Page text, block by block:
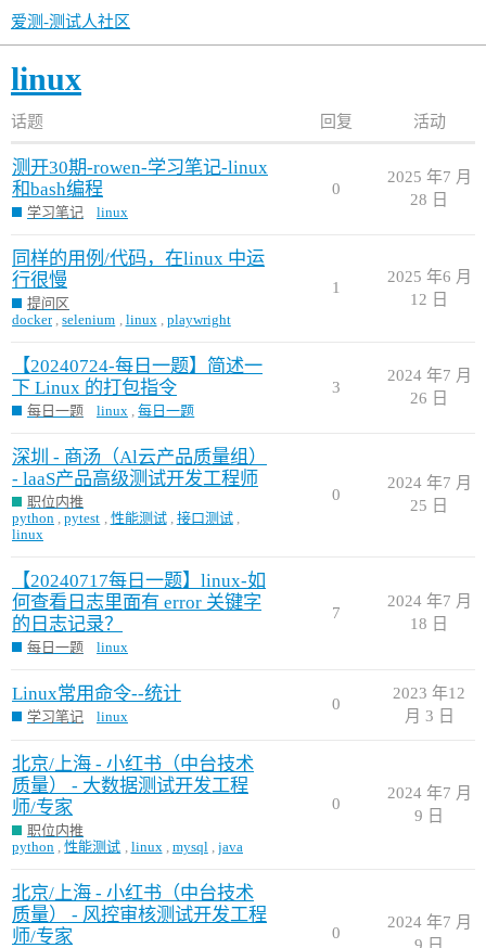
爱测-测试人社区
linux
话题 回复 活动
测开30期-rowen-学习笔记-linux
和bash编程
学习笔记 linux
0
2025 年7 月
28 日
同样的用例/代码，在linux 中运
行很慢
提问区
docker ,selenium , linux , playwright
1
2025 年6 月
12 日
【20240724-每日一题】简述一
下 Linux 的打包指令
每日一题 linux ,每日一题
3
2024 年7 月
26 日
深圳 - 商汤（Al云产品质量组）
- laaS产品高级测试开发工程师
职位内推
python ,pytest , 性能测试 , 接口测试 ,
linux
0
2024 年7 月
25 日
【20240717每日一题】linux-如
何查看日志里面有 error 关键字
的日志记录？
每日一题 linux
7
2024 年7 月
18 日
Linux常用命令--统计
学习笔记 linux
0
2023 年12
月 3 日
北京/上海 - 小红书（中台技术
质量） - 大数据测试开发工程
师/专家
职位内推
python ,性能测试 , linux , mysql ,java
0
2024 年7 月
9 日
北京/上海 - 小红书（中台技术
质量） - 风控审核测试开发工程
师/专家
0
2024 年7 月
9 日